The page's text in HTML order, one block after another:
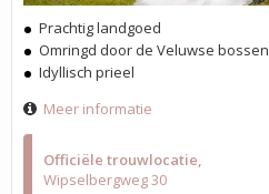
Officiële trouwlocatie
Wipselbergweg 30
Prachtig landgoed
Omringd door de Veluwse bossen
Idyllisch prieel
Meer informatie